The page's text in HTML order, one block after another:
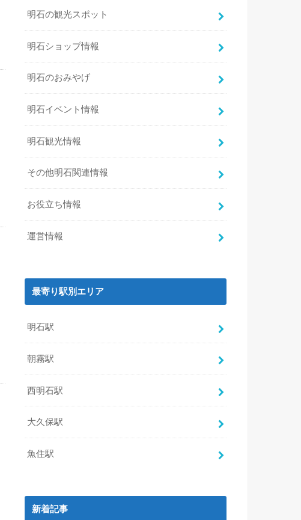
明石の観光スポット
明石ショップ情報
明石のおみやげ
明石イベント情報
明石観光情報
その他明石関連情報
お役立ち情報
運営情報
最寄り駅別エリア
明石駅
朝霧駅
西明石駅
大久保駅
魚住駅
新着記事